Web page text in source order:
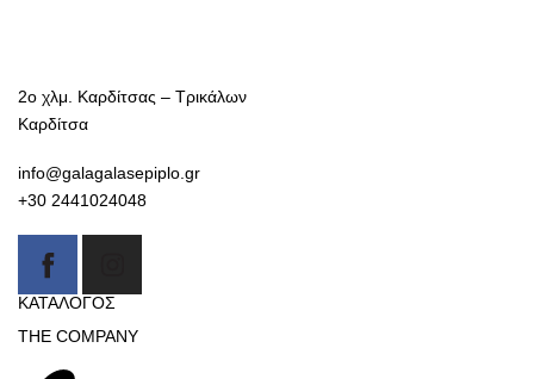
2ο χλμ. Καρδίτσας – Τρικάλων
Καρδίτσα
info@galagalasepiplo.gr
+30 2441024048
ΚΑΤΑΛΟΓΟΣ
Καναπέδες
Βιβλιοθήκες-Συνθέσεις
THE COMPANY
Γαλαγάλας έπιπλο